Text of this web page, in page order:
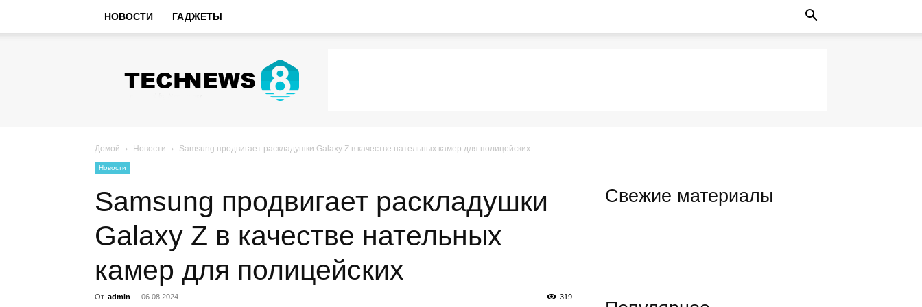
НОВОСТИ ГАДЖЕТЫ
Новости
Домой Новости Samsung продвигает раскладушки Galaxy Z в качестве нательных камер для полицейских
Новости
Samsung продвигает раскладушки
Galaxy Z в качестве нательных
камер для полицейских
От admin - 06.08.2024 319
Свежие материалы